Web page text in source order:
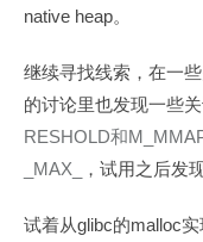
native heap。
继续寻找线索，在一
的讨论里也发现一些
RESHOLD和
_MAX_
，试用之后发
试着从glibc的malloc